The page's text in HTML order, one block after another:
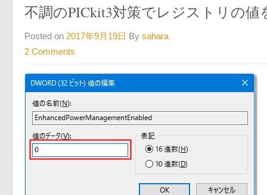
不調のPICkit3対策でレジストリの
Posted on 2017年9月19日 By sahara
2 Comments